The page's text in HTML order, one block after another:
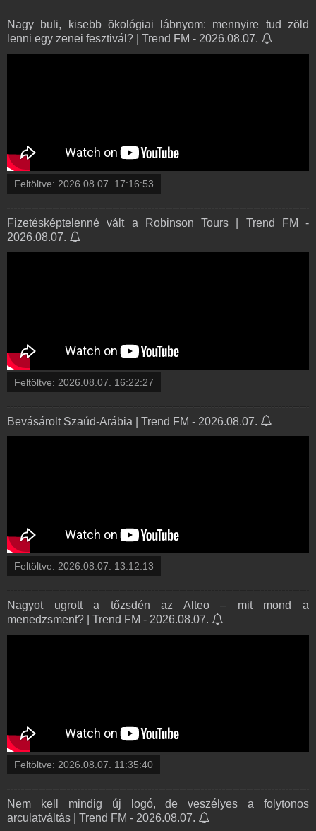
Nagy buli, kisebb ökológiai lábnyom: mennyire tud zöld
lenni egy zenei fesztivál? | Trend FM - 2026.08.07.
Feltöltve: 2026.08.07. 17:16:53
Fizetésképtelenné vált a Robinson Tours | Trend FM -
2026.08.07.
Feltöltve: 2026.08.07. 16:22:27
Bevásárolt Szaúd-Arábia | Trend FM - 2026.08.07.
Feltöltve: 2026.08.07. 13:12:13
Nagyot ugrott a tőzsdén az Alteo – mit mond a
menedzsment? | Trend FM - 2026.08.07.
Feltöltve: 2026.08.07. 11:35:40
Nem kell mindig új logó, de veszélyes a folytonos
arculatváltás | Trend FM - 2026.08.07.